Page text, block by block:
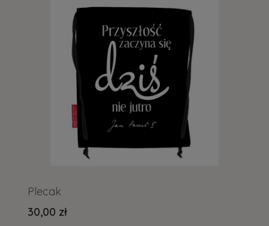
Plecak
30,00 zł